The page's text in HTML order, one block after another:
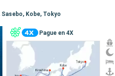
Kobe, Tokyo
Pague en 4X